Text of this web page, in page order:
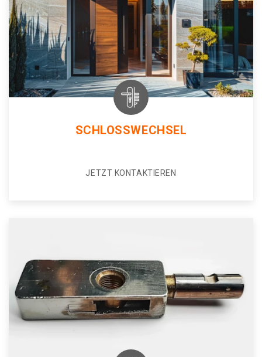
SCHLOSSWECHSEL
JETZT KONTAKTIEREN